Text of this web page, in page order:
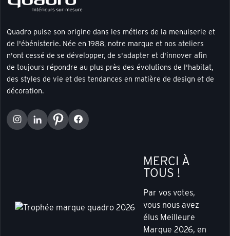
Quadro puise son origine dans les métiers de la menuiserie et
de l'ébénisterie. Née en 1988, notre marque et nos ateliers
n'ont cessé de se développer, de s'adapter et d'innover afin
de toujours répondre au plus près des évolutions de l'habitat,
des styles de vie et des tendances en matière de design et de
décoration.
MERCI À
TOUS !
Par vos votes,
vous nous avez
élus Meilleure
Marque 2026, en